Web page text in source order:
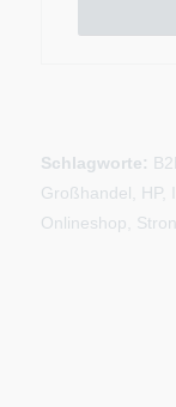
Schlagworte:
Großhandel
HP,
Onlineshop